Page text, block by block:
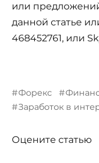
или
данной статье
468452761, или
Форекс
Заработок в
Оцените статью